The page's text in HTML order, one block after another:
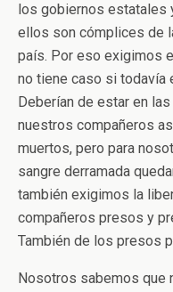
los gobiernos estatales
ellos son cómplices de
país. Por eso exigimos
no tiene caso si todavía
Deberían de estar en
nuestros compañeros
muertos, pero para
sangre derramada
también exigimos la
compañeros presos y
También de los presos
Nosotros sabemos que